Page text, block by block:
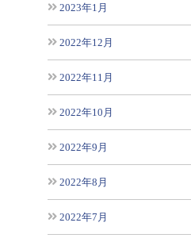
2023年1月
2022年12月
2022年11月
2022年10月
2022年9月
2022年8月
2022年7月